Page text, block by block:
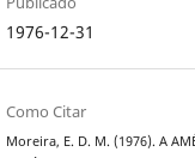
1976-12-31
Como Citar
Moreira, E. D. M. (1976). A